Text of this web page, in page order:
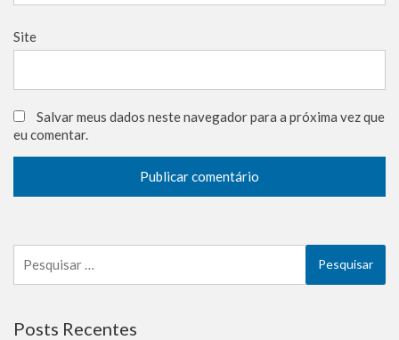
Site
Salvar meus dados neste navegador para a próxima vez que
eu comentar.
por:
Posts Recentes